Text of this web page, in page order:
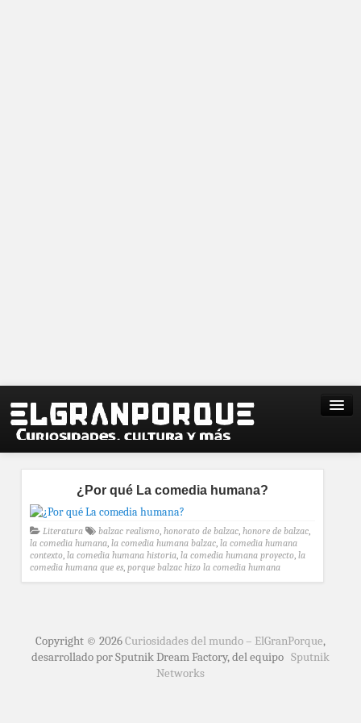
¿Por qué La comedia humana?
Literatura balzac realismo, honorato de balzac, honore de balzac,
la comedia humana, la comedia humana balzac, la comedia humana
contexto, la comedia humana historia, la comedia humana proyecto, la
comedia humana que es, porque balzac hizo la comedia humana
Copyright © 2026Curiosidades del mundo – ElGranPorque,
desarrollado por Sputnik Dream Factory, del equipo Sputnik
Networks